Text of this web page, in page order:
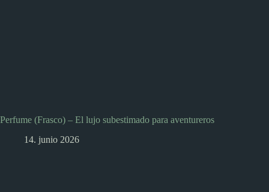
Perfume (Frasco) – El lujo subestimado para aventureros
14. junio 2026